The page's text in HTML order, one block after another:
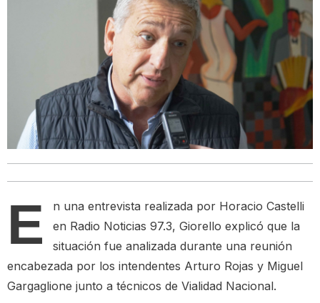
E
n una entrevista realizada por Horacio Castelli
en Radio Noticias 97.3, Giorello explicó que la
situación fue analizada durante una reunión
encabezada por los intendentes Arturo Rojas y Miguel
Gargaglione junto a técnicos de Vialidad Nacional.